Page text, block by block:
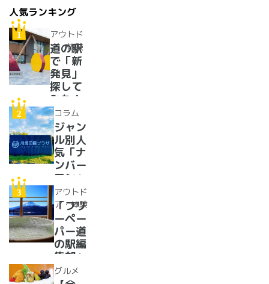
開設い
たしま
した！
人気ランキング
アウトド
ア・体験
道の駅
で「新
発見」
探して
みた！
イベン
トに巨
大グル
メ、ご
当地ス
イーツ
まで
【2024
年最新
情報】
コラム
ジャン
ル別人
気「ナ
ンバー
ワン」
道の駅
紹介。
フリー
ペーパ
ー道の
駅読者
が選ん
だ道の
アウトド
ア・体験
「フリ
ーペー
パー道
の駅編
集部」
イチオ
グルメ